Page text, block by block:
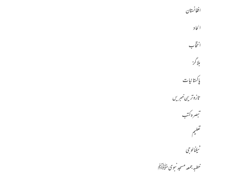
افغانستان
الحاد
انتخاب
بلاگز
پاکستانیات
تازہ ترین خبریں
تبصرہ کتب
تعلیم
ٹیکنالوجی
خطبہ جمعہ مسجد نبوی ﷺ